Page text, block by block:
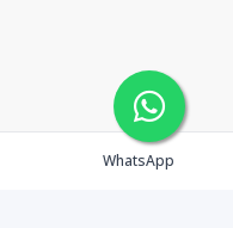
WhatsApp